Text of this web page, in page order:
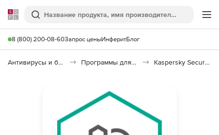
Softline
Поиск
8 (800) 200-08-60Запрос ценыИнферитБлог
Антивирусы и безопасность Программы для защиты информации Kaspersky Security для виртуальных и облачных сред